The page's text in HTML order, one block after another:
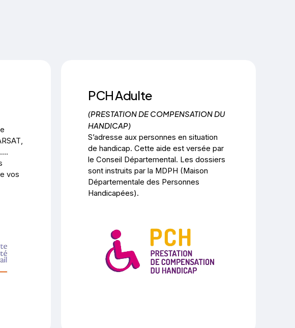
vos
PCH Adulte
(PRESTATION DE COMPENSATION DU
HANDICAP)
S’adresse aux personnes en situation
de handicap. Cette aide est versée par
le Conseil Départemental. Les dossiers
sont instruits par la MDPH (Maison
Départementale des Personnes
Handicapées).